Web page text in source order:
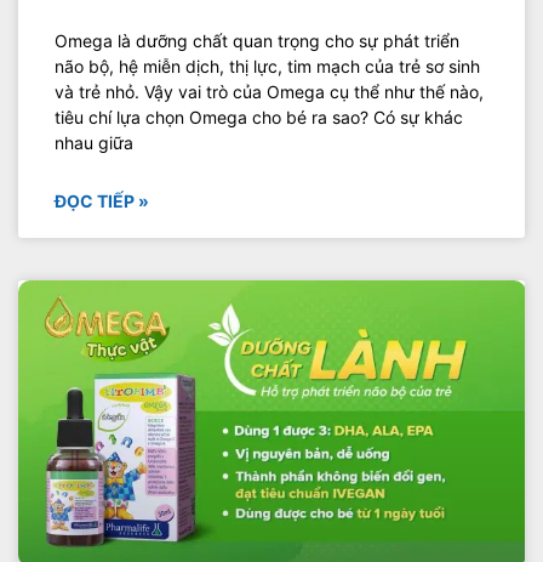
Omega là dưỡng chất quan trọng cho sự phát triển
não bộ, hệ miễn dịch, thị lực, tim mạch của trẻ sơ sinh
và trẻ nhỏ. Vậy vai trò của Omega cụ thể như thế nào,
tiêu chí lựa chọn Omega cho bé ra sao? Có sự khác
nhau giữa
ĐỌC TIẾP »